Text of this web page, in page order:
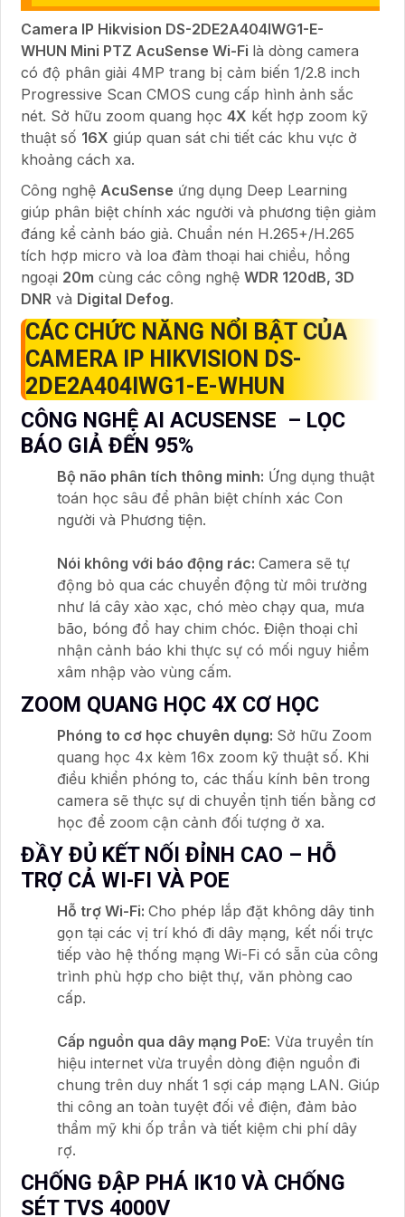
Camera IP Hikvision DS-2DE2A404IWG1-E-
WHUN Mini PTZ AcuSense Wi-Fi là dòng camera
có độ phân giải 4MP trang bị cảm biến 1/2.8 inch
Progressive Scan CMOS cung cấp hình ảnh sắc
nét. Sở hữu zoom quang học 4X kết hợp zoom kỹ
thuật số 16X giúp quan sát chi tiết các khu vực ở
khoảng cách xa.
Công nghệ AcuSense ứng dụng Deep Learning
giúp phân biệt chính xác người và phương tiện giảm
đáng kể cảnh báo giả. Chuẩn nén H.265+/H.265
tích hợp micro và loa đàm thoại hai chiều, hồng
ngoại 20m cùng các công nghệ WDR 120dB, 3D
DNR và Digital Defog.
CÁC CHỨC NĂNG NỔI BẬT CỦA
CAMERA IP HIKVISION DS-
2DE2A404IWG1-E-WHUN
CÔNG NGHỆ AI ACUSENSE – LỌC
BÁO GIẢ ĐẾN 95%
Bộ não phân tích thông minh: Ứng dụng thuật
toán học sâu để phân biệt chính xác Con
người và Phương tiện.
Nói không với báo động rác: Camera sẽ tự
động bỏ qua các chuyển động từ môi trường
như lá cây xào xạc, chó mèo chạy qua, mưa
bão, bóng đổ hay chim chóc. Điện thoại chỉ
nhận cảnh báo khi thực sự có mối nguy hiểm
xâm nhập vào vùng cấm.
ZOOM QUANG HỌC 4X CƠ HỌC
Phóng to cơ học chuyên dụng: Sở hữu Zoom
quang học 4x kèm 16x zoom kỹ thuật số. Khi
điều khiển phóng to, các thấu kính bên trong
camera sẽ thực sự di chuyển tịnh tiến bằng cơ
học để zoom cận cảnh đối tượng ở xa.
ĐẦY ĐỦ KẾT NỐI ĐỈNH CAO – HỖ
TRỢ CẢ WI-FI VÀ POE
Hỗ trợ Wi-Fi: Cho phép lắp đặt không dây tinh
gọn tại các vị trí khó đi dây mạng, kết nối trực
tiếp vào hệ thống mạng Wi-Fi có sẵn của công
trình phù hợp cho biệt thự, văn phòng cao
cấp.
Cấp nguồn qua dây mạng PoE: Vừa truyền tín
hiệu internet vừa truyền dòng điện nguồn đi
chung trên duy nhất 1 sợi cáp mạng LAN. Giúp
thi công an toàn tuyệt đối về điện, đảm bảo
thẩm mỹ khi ốp trần và tiết kiệm chi phí dây
rợ.
CHỐNG ĐẬP PHÁ IK10 VÀ CHỐNG
SÉT TVS 4000V